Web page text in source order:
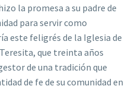
la promesa a su padre de
para servir como
este feligrés de la Iglesia de
que treinta años
de una tradición que
de fe de su comunidad en